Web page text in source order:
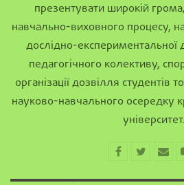
презентувати широкій
навчально-виховного процесу,
дослідно-експериментальної
педагогічного колективу,
організації дозвілля студентів
науково-навчального осередку
університет.